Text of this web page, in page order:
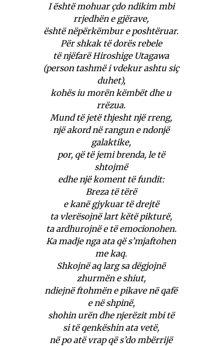
I është mohuar çdo ndikim mbi
rrjedhën e gjërave,
është nëpërkëmbur e poshtëruar.
Për shkak të dorës rebele
të njëfarë Hiroshige Utagawa
(person tashmë i vdekur ashtu siç
duhet),
kohës iu morën këmbët dhe u
rrëzua.
Mund të jetë thjesht një rreng,
një akord në rangun e ndonjë
galaktike,
por, që të jemi brenda, le të
shtojmë
edhe një koment të fundit:
Breza të tërë
e kanë gjykuar të drejtë
ta vlerësojnë lart këtë pikturë,
ta ardhurojnë e të emocionohen.
Ka madje nga ata që s’mjaftohen
me kaq.
Shkojnë aq larg sa dëgjojnë
zhurmën e shiut,
ndiejnë ftohmën e pikave në qafë
e në shpinë,
shohin urën dhe njerëzit mbi të
si të qenkëshin ata vetë,
në po atë vrap që s’do mbërrijë